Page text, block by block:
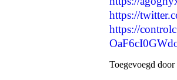
https://
https://
Toegevoegd door